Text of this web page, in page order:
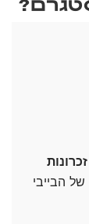
הבייבי